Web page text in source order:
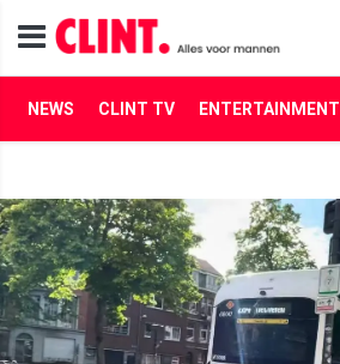
NEWS CLINT TV ENTERTAINMENT